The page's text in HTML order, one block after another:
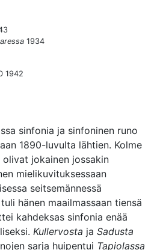
1934
1942
sinfonia ja sinfoninen runo
1890-luvulta lähtien. Kolme
jokainen jossakin
mielikuvituksessaan
seitsemännessä
hänen maailmassaan tiensä
kahdeksas sinfonia enää
Kullervosta ja Sadusta
sarja huipentui Tapiolassa